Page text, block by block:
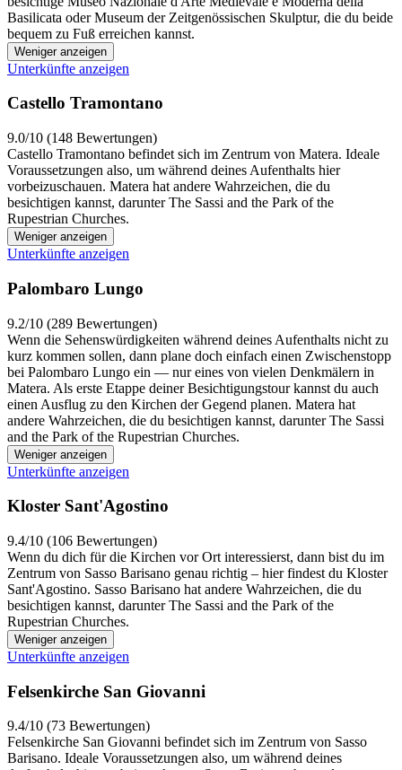
Basilicata oder Museum der Zeitgenössischen Skulptur, die du beide
bequem zu Fuß erreichen kannst.
Weniger anzeigen
Unterkünfte anzeigen
Castello Tramontano
9.0/10 (148 Bewertungen)
Castello Tramontano befindet sich im Zentrum von Matera. Ideale
Voraussetzungen also, um während deines Aufenthalts hier
vorbeizuschauen. Matera hat andere Wahrzeichen, die du
besichtigen kannst, darunter The Sassi and the Park of the
Rupestrian Churches.
Weniger anzeigen
Unterkünfte anzeigen
Palombaro Lungo
9.2/10 (289 Bewertungen)
Wenn die Sehenswürdigkeiten während deines Aufenthalts nicht zu
kurz kommen sollen, dann plane doch einfach einen Zwischenstopp
bei Palombaro Lungo ein — nur eines von vielen Denkmälern in
Matera. Als erste Etappe deiner Besichtigungstour kannst du auch
einen Ausflug zu den Kirchen der Gegend planen. Matera hat
andere Wahrzeichen, die du besichtigen kannst, darunter The Sassi
and the Park of the Rupestrian Churches.
Weniger anzeigen
Unterkünfte anzeigen
Kloster Sant'Agostino
9.4/10 (106 Bewertungen)
Wenn du dich für die Kirchen vor Ort interessierst, dann bist du im
Zentrum von Sasso Barisano genau richtig – hier findest du Kloster
Sant'Agostino. Sasso Barisano hat andere Wahrzeichen, die du
besichtigen kannst, darunter The Sassi and the Park of the
Rupestrian Churches.
Weniger anzeigen
Unterkünfte anzeigen
Felsenkirche San Giovanni
9.4/10 (73 Bewertungen)
Felsenkirche San Giovanni befindet sich im Zentrum von Sasso
Barisano. Ideale Voraussetzungen also, um während deines